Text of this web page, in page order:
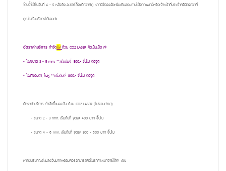
โดนน้ำได้ในวันที่ 4 - 5 หลังยิงเลเซอร์ก็จะดีกว่าค่ะ) หากมีข้อสงสัยเพิ่มเติมสอบถามได้จากแพทย์หรือเจ้าหน้าที่ประจำคลินิกสาขาที่
คุณไปรับบริการได้เลยค่ะ
อัตราค่าบริการ กำจัดไฝ ด้วย CO2 LASER คิดเป็นเม็ด ค่ะ
- ไฝขนาด 3 - 5 mm. **เริ่มต้นที่500.- ขึ้นไป ต่อจุด
- ไฝที่ขอบตา, ใบหู **เริ่มต้นที่800.- ขึ้นไป ต่อจุด
อัตราค่าบริการ กำจัดขี้แมลงวัน ด้วย CO2 LASER (ไม่รวมค่ายา)
- ขนาด 2 - 3 mm. เริ่มต้นที่ จุดละ 400 บาท ขึ้นไป
- ขนาด 4 - 6 mm. เริ่มต้นที่ จุดละ 500 - 600 บาท ขึ้นไป
หากมีปริมาณขี้แมลงวันมากพอสมควรสามารถคิดในราคาเหมาจ่ายได้ค่ะ เช่น